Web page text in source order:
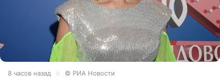
8 часов назад © РИА Новости